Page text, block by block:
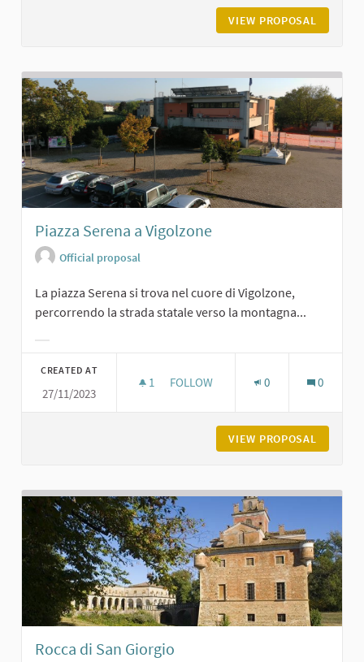
VIEW PROPOSAL
Piazza Serena a Vigolzone
Official proposal
La piazza Serena si trova nel cuore di Vigolzone,
percorrendo la strada statale verso la montagna...
CREATED AT
27/11/2023
1 1 FOLLOWER
FOLLOW 0 0
VIEW PROPOSAL
Rocca di San Giorgio